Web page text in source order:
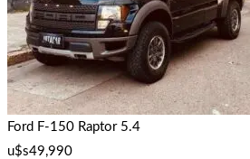
Ford F-150 Raptor 5.4
u$s49,990